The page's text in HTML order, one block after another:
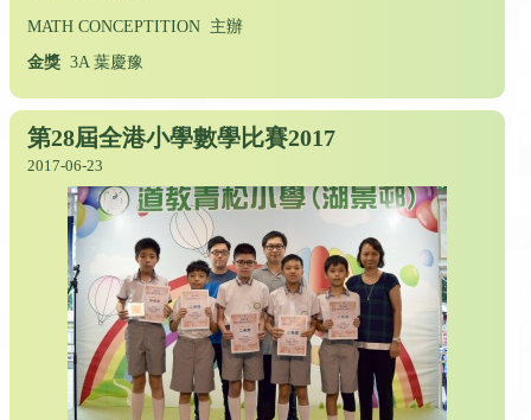
MATH CONCEPTITION 主辦
金獎 3A 葉慶豫
第28屆全港小學數學比賽2017
2017-06-23